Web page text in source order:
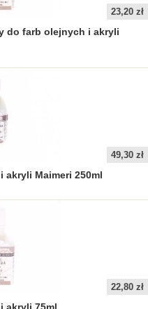
23,20 zł
do farb olejnych i akryli
49,30 zł
Maimeri 250ml
22,80 zł